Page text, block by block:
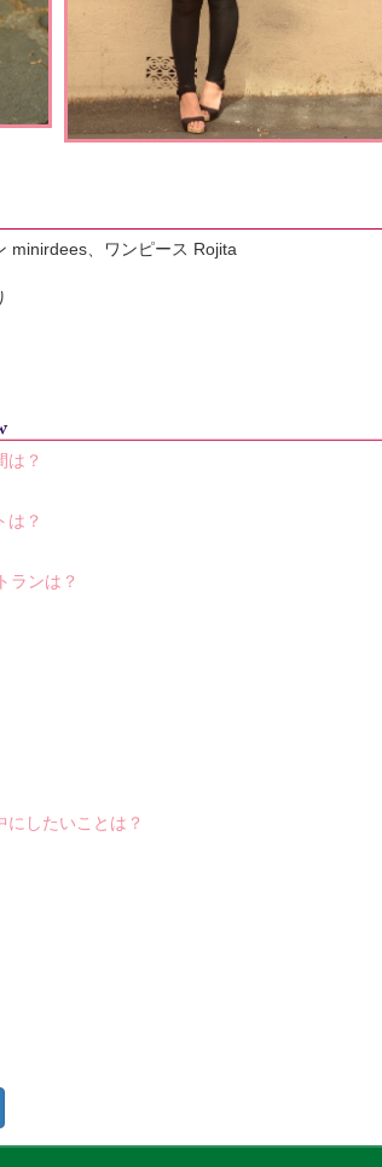
minirdees、ワンピース Rojita
は？
は？
ランは？
にしたいことは？